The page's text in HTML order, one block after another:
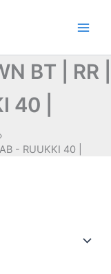
BT | RR |
40 |
- RUUKKI 40 |